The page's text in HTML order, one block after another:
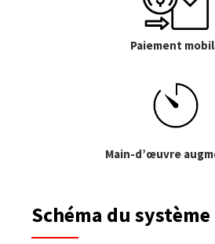
Paiement
Main-d’œuvre
Schéma du système